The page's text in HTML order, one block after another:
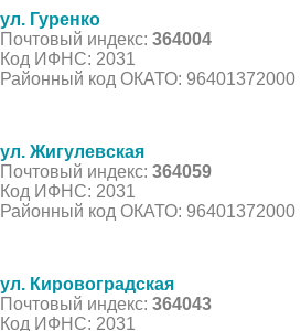
ул. Гуренко
Почтовый индекс: 364004
Код ИФНС: 2031
Районный код ОКАТО: 96401372000
ул. Жигулевская
Почтовый индекс: 364059
Код ИФНС: 2031
Районный код ОКАТО: 96401372000
ул. Кировоградская
Почтовый индекс: 364043
Код ИФНС: 2031